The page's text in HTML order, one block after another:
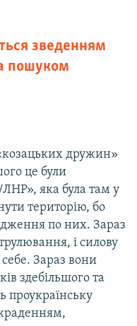
зведенням
пошуком
дружин»
це були
яка була там у
територію, бо
по них. Зараз
і силову
Зараз вони
здебільшого та
проукраїнську